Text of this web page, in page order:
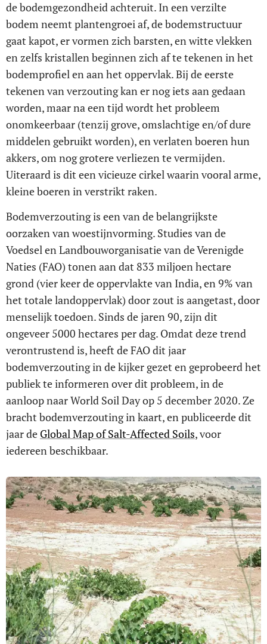
de bodemgezondheid achteruit. In een verzilte
bodem neemt plantengroei af, de bodemstructuur
gaat kapot, er vormen zich barsten, en witte vlekken
en zelfs kristallen beginnen zich af te tekenen in het
bodemprofiel en aan het oppervlak. Bij de eerste
tekenen van verzouting kan er nog iets aan gedaan
worden, maar na een tijd wordt het probleem
onomkeerbaar (tenzij grove, omslachtige en/of dure
middelen gebruikt worden), en verlaten boeren hun
akkers, om nog grotere verliezen te vermijden.
Uiteraard is dit een vicieuze cirkel waarin vooral arme,
kleine boeren in verstrikt raken.
Bodemverzouting is een van de belangrijkste
oorzaken van woestijnvorming. Studies van de
Voedsel en Landbouworganisatie van de Verenigde
Naties (FAO) tonen aan dat 833 miljoen hectare
grond (vier keer de oppervlakte van India, en 9% van
het totale landoppervlak) door zout is aangetast, door
menselijk toedoen. Sinds de jaren 90, zijn dit
ongeveer 5000 hectares per dag. Omdat deze trend
verontrustend is, heeft de FAO dit jaar
bodemverzouting in de kijker gezet en geprobeerd het
publiek te informeren over dit probleem, in de
aanloop naar World Soil Day op 5 december 2020. Ze
bracht bodemverzouting in kaart, en publiceerde dit
jaar de Global Map of Salt-Affected Soils, voor
iedereen beschikbaar.